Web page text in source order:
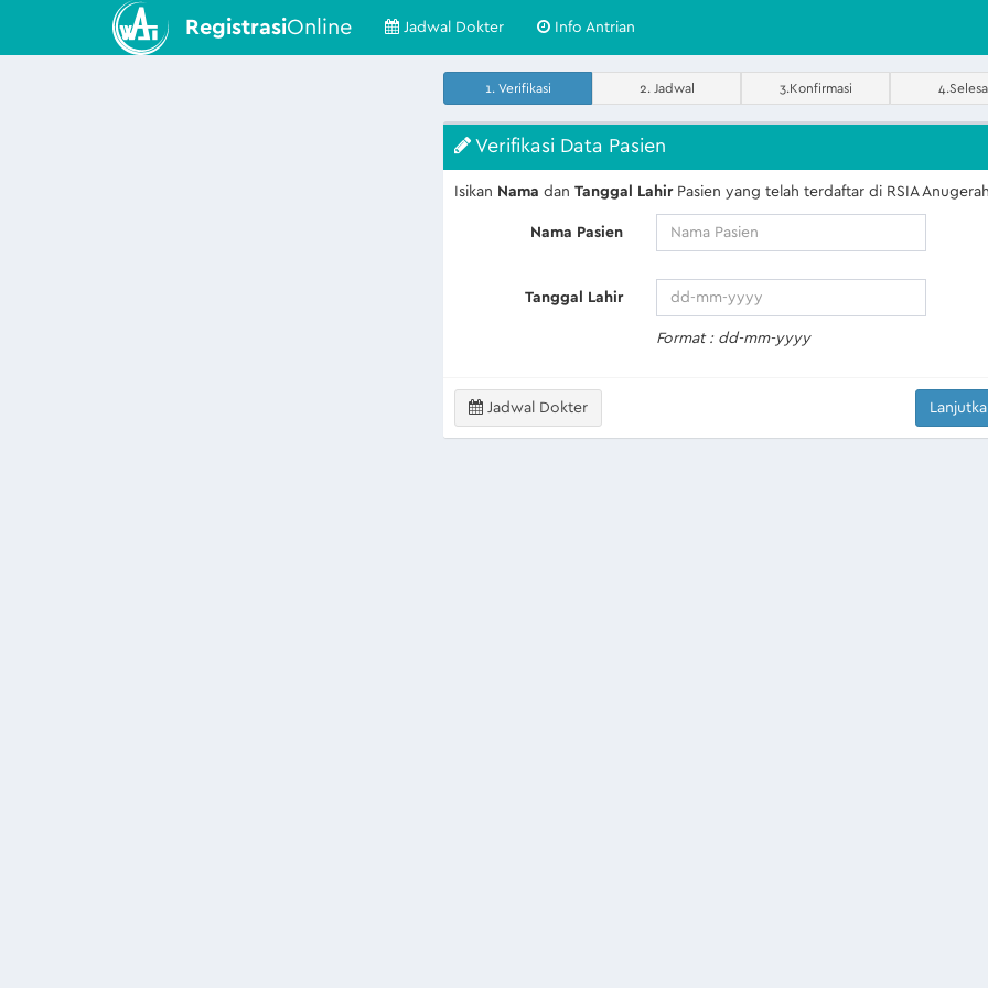
RegistrasiOnline Jadwal Dokter Info Antrian
1. Verifikasi 2. Jadwal 3.Konfirmasi
Verifikasi Data Pasien
Isikan Nama dan Tanggal LahirPasien yang telah terdaftar di RSIA Anugerah
Nama Pasien
Tanggal Lahir
Format : dd-mm-yyyy
Jadwal Dokter